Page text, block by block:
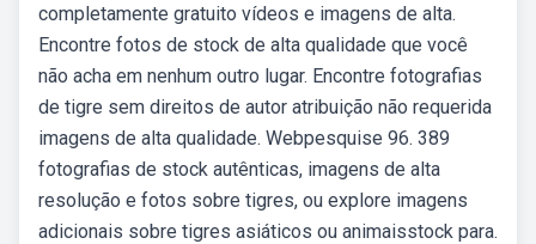
completamente gratuito vídeos e imagens de alta.
Encontre fotos de stock de alta qualidade que você
não acha em nenhum outro lugar. Encontre fotografias
de tigre sem direitos de autor atribuição não requerida
imagens de alta qualidade. Webpesquise 96. 389
fotografias de stock autênticas, imagens de alta
resolução e fotos sobre tigres, ou explore imagens
adicionais sobre tigres asiáticos ou animaisstock para.